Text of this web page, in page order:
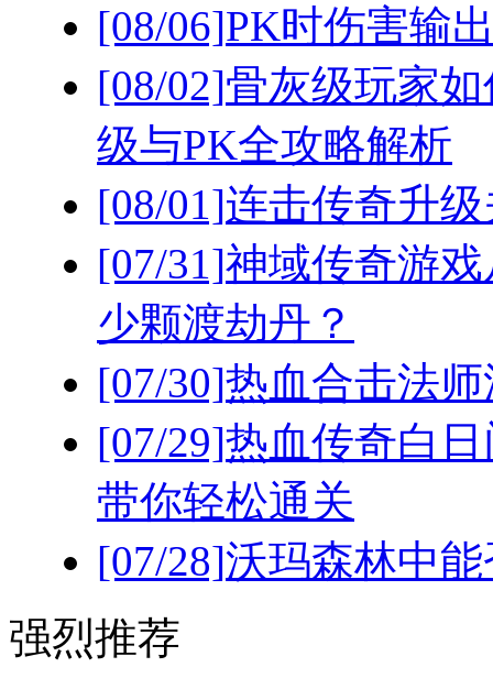
[08/06]PK时伤害输
[08/02]骨灰级玩家
级与PK全攻略解析
[08/01]连击传奇升
[07/31]神域传奇游
少颗渡劫丹？
[07/30]热血合击法
[07/29]热血传奇白
带你轻松通关
[07/28]沃玛森林中
强烈推荐